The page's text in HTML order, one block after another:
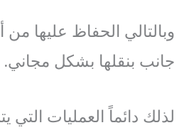
وبالتالي الحفاظ عليها من
جانب بنقلها بشكل مجاني.
لذلك دائماً العمليات